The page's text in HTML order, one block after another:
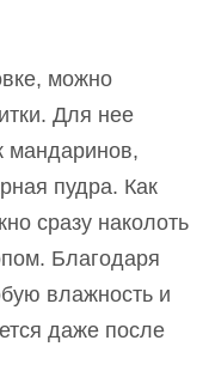
можно
Для нее
мандаринов,
пудра. Как
сразу наколоть
Благодаря
влажность и
даже после